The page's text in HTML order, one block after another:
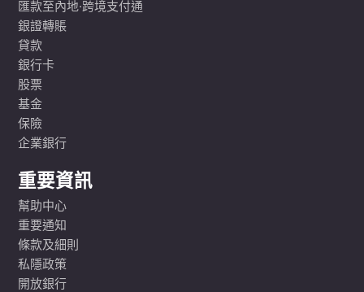
匯款至內地·跨境支付通
銀證轉賬
貸款
銀行卡
股票
基金
保險
企業銀行
重要資訊
幫助中心
重要通知
條款及細則
私隱政策
開放銀行